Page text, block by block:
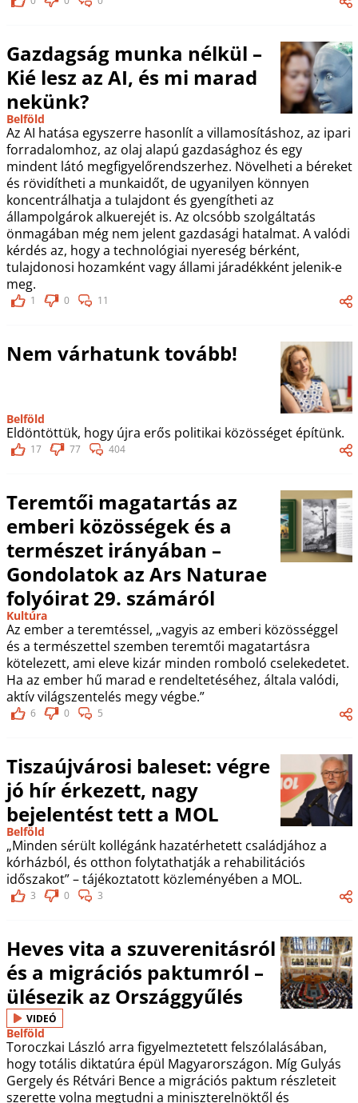
Gazdagság munka nélkül –
Kié lesz az AI, és mi marad
nekünk?
Belföld
Az AI hatása egyszerre hasonlít a villamosításhoz, az ipari
forradalomhoz, az olaj alapú gazdasághoz és egy
mindent látó megfigyelőrendszerhez. Növelheti a béreket
és rövidítheti a munkaidőt, de ugyanilyen könnyen
koncentrálhatja a tulajdont és gyengítheti az
állampolgárok alkuerejét is. Az olcsóbb szolgáltatás
önmagában még nem jelent gazdasági hatalmat. A valódi
kérdés az, hogy a technológiai nyereség bérként,
tulajdonosi hozamként vagy állami járadékként jelenik-e
meg.
1 0 11
Nem várhatunk tovább!
Belföld
Eldöntöttük, hogy újra erős politikai közösséget építünk.
17 77 404
Teremtői magatartás az
emberi közösségek és a
természet irányában –
Gondolatok az Ars Naturae
folyóirat 29. számáról
Kultúra
Az ember a teremtéssel, „vagyis az emberi közösséggel
és a természettel szemben teremtői magatartásra
kötelezett, ami eleve kizár minden romboló cselekedetet.
Ha az ember hű marad e rendeltetéséhez, általa valódi,
aktív világszentelés megy végbe.”
6 0 5
Tiszaújvárosi baleset: végre
jó hír érkezett, nagy
bejelentést tett a MOL
Belföld
„Minden sérült kollégánk hazatérhetett családjához a
kórházból, és otthon folytathatják a rehabilitációs
időszakot” – tájékoztatott közleményében a MOL.
3 0 3
Heves vita a szuverenitásról
és a migrációs paktumról –
ülésezik az Országgyűlés
VIDEÓ
Belföld
Toroczkai László arra figyelmeztetett felszólalásában,
hogy totális diktatúra épül Magyarországon. Míg Gulyás
Gergely és Rétvári Bence a migrációs paktum részleteit
szerette volna megtudni a miniszterelnöktől és